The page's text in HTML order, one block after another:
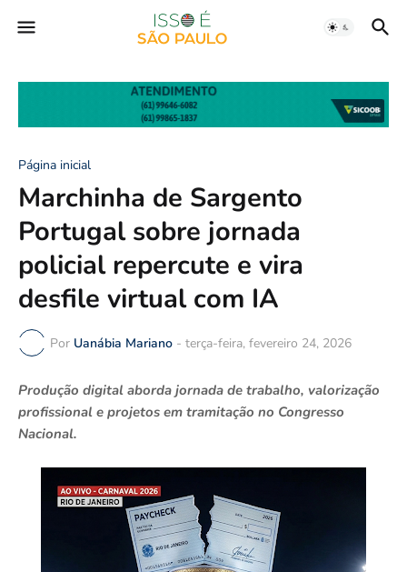
Página inicial
Marchinha de Sargento
Portugal sobre jornada
policial repercute e vira
desfile virtual com IA
Por Uanábia Mariano - terça-feira, fevereiro 24, 2026
Produção digital aborda jornada de trabalho, valorização
profissional e projetos em tramitação no Congresso
Nacional.